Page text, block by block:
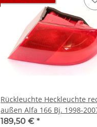
Rückleuchte Heckleuchte
außen Alfa 166 Bj. 1998-
NEU Original
189,50 € *